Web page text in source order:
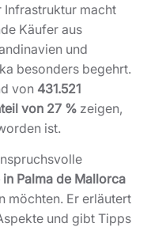
Infrastruktur macht
Käufer aus
und
besonders begehrt.
von 431.521
von 27 % zeigen,
ist.
Palma de Mallorca
möchten. Er erläutert
und gibt Tipps